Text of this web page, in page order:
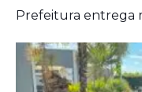
Aposentados
com a prefeitura de